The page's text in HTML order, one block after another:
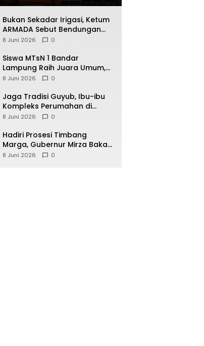
Bukan Sekadar Irigasi, Ketum
ARMADA Sebut Bendungan
Way Rarem Cetak Sejarah
8 Juni 2026 0
Siswa MTsN 1 Bandar
Lampung Raih Juara Umum,
Terima Apresiasi dari
Lampung
8 Juni 2026 0
Jaga Tradisi Guyub, Ibu-ibu
Kompleks Perumahan di
Rajabasa Jenguk Kelahiran
8 Juni 2026 0
Hadiri Prosesi Timbang
Marga, Gubernur Mirza Bakal
Hidupkan 15 Desa Budaya
8 Juni 2026 0